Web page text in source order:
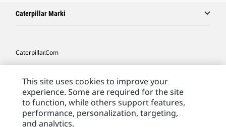
Caterpillar Marki
Caterpillar.com
Caterpillar Kontakt
Moje Preferencje Marketingowe
Site Map
This site uses cookies to improve your
experience. Some are required for the site
to function, while others support features,
performance, personalization, targeting,
and analytics.